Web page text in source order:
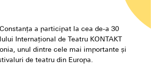
a participat la cea de-a 30
Internațional de Teatru KONTAKT
unul dintre cele mai importante și
de teatru din Europa.